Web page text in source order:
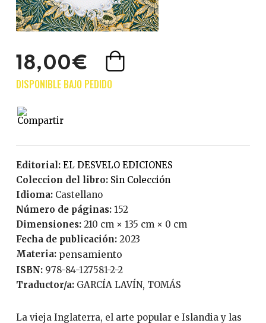
18,00€
Editorial:
EL DESVELO EDICIONES
Coleccion del libro:
Sin Colección
Idioma:
Castellano
Número de páginas: 152
Dimensiones: 210 cm × 135 cm × 0 cm
Fecha de publicación:
2023
Materia: pensamiento
ISBN:
978-84-127581-2-2
Traductor/a:
GARCÍA LAVÍN, TOMÁS
La vieja Inglaterra, el arte popular e Islandia y las